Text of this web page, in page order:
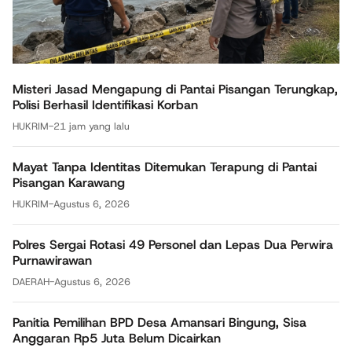
Misteri Jasad Mengapung di Pantai Pisangan Terungkap,
Polisi Berhasil Identifikasi Korban
HUKRIM-21 jam yang lalu
Mayat Tanpa Identitas Ditemukan Terapung di Pantai
Pisangan Karawang
HUKRIM-Agustus 6, 2026
Polres Sergai Rotasi 49 Personel dan Lepas Dua Perwira
Purnawirawan
DAERAH-Agustus 6, 2026
Panitia Pemilihan BPD Desa Amansari Bingung, Sisa
Anggaran Rp5 Juta Belum Dicairkan